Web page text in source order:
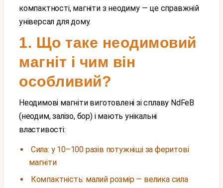
компактності, магніти з неодиму — це справжній
універсал для дому.
1. Що таке неодимовий
магніт і чим він
особливий?
Неодимові магніти виготовлені зі сплаву NdFeB
(неодим, залізо, бор) і мають унікальні
властивості:
Сила: у 10–100 разів потужніші за феритові
магніти
Компактність: малий розмір — велика сила